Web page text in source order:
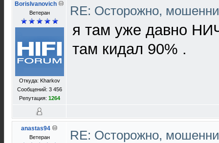
BorisIvanovich
Ветеран
Откуда: Kharkov
Сообщений: 3 456
Репутация: 1264
RE: Осторожно,
я там уже давно
там кидал 90% .
anastas94
Ветеран RE: Осторожно,